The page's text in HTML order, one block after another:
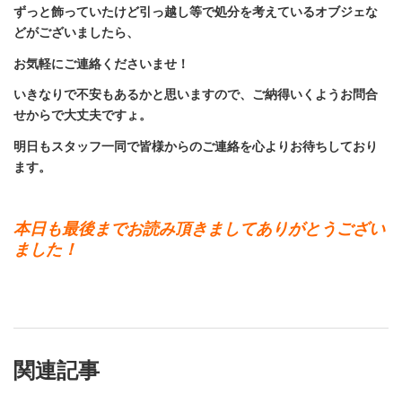
ずっと飾っていたけど引っ越し等で処分を考えているオブジェな
どがございましたら、
お気軽にご連絡くださいませ！
いきなりで不安もあるかと思いますので、ご納得いくようお問合
せからで大丈夫ですょ。
明日もスタッフ一同で皆様からのご連絡を心よりお待ちしており
ます。
本日も最後までお読み頂きましてありがとうござい
ました！
関連記事